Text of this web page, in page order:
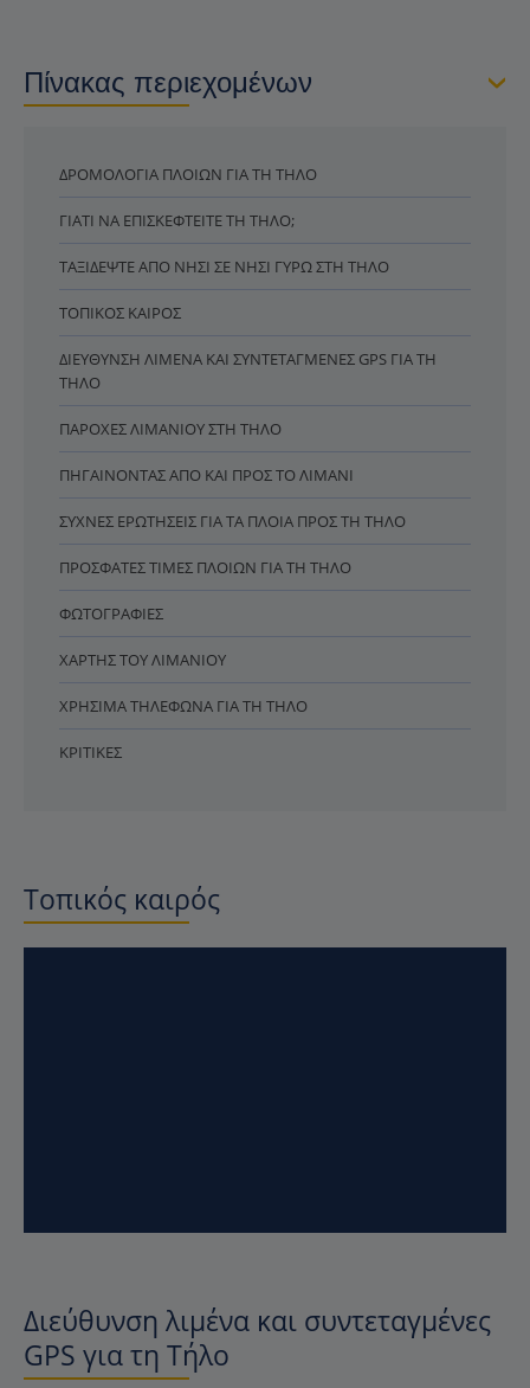
Πίνακας περιεχομένων
ΔΡΟΜΟΛΌΓΙΑ ΠΛΟΊΩΝ ΓΙΑ ΤΗ ΤΉΛΟ
ΓΙΑΤΊ ΝΑ ΕΠΙΣΚΕΦΤΕΊΤΕ ΤΗ ΤΉΛΟ;
ΤΑΞΙΔΈΨΤΕ ΑΠΌ ΝΗΣΊ ΣΕ ΝΗΣΊ ΓΎΡΩ ΣΤΗ ΤΉΛΟ
ΤΟΠΙΚΌΣ ΚΑΙΡΌΣ
ΔΙΕΎΘΥΝΣΗ ΛΙΜΈΝΑ ΚΑΙ ΣΥΝΤΕΤΑΓΜΈΝΕΣ GPS ΓΙΑ ΤΗ
ΤΉΛΟ
ΠΑΡΟΧΈΣ ΛΙΜΑΝΙΟΎ ΣΤΗ ΤΉΛΟ
ΠΗΓΑΊΝΟΝΤΑΣ ΑΠΌ ΚΑΙ ΠΡΟΣ ΤΟ ΛΙΜΆΝΙ
ΣΥΧΝΈΣ ΕΡΩΤΉΣΕΙΣ ΓΙΑ ΤΑ ΠΛΟΊΑ ΠΡΟΣ ΤΗ ΤΉΛΟ
ΠΡΌΣΦΑΤΕΣ ΤΙΜΈΣ ΠΛΟΊΩΝ ΓΙΑ ΤΗ ΤΉΛΟ
ΦΩΤΟΓΡΑΦΊΕΣ
ΧΆΡΤΗΣ ΤΟΥ ΛΙΜΑΝΙΟΎ
ΧΡΉΣΙΜΑ ΤΗΛΈΦΩΝΑ ΓΙΑ ΤΗ ΤΉΛΟ
ΚΡΙΤΙΚΈΣ
Τοπικός καιρός
Διεύθυνση λιμένα και συντεταγμένες
GPS για τη Τήλο